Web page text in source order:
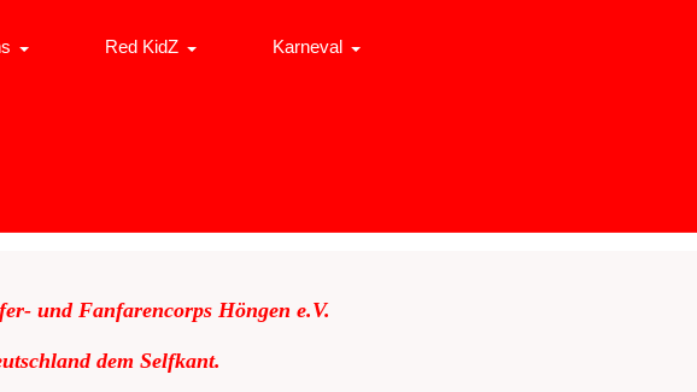
Red KidZ Karneval
und Fanfarencorps Höngen e.V.
dem Selfkant.